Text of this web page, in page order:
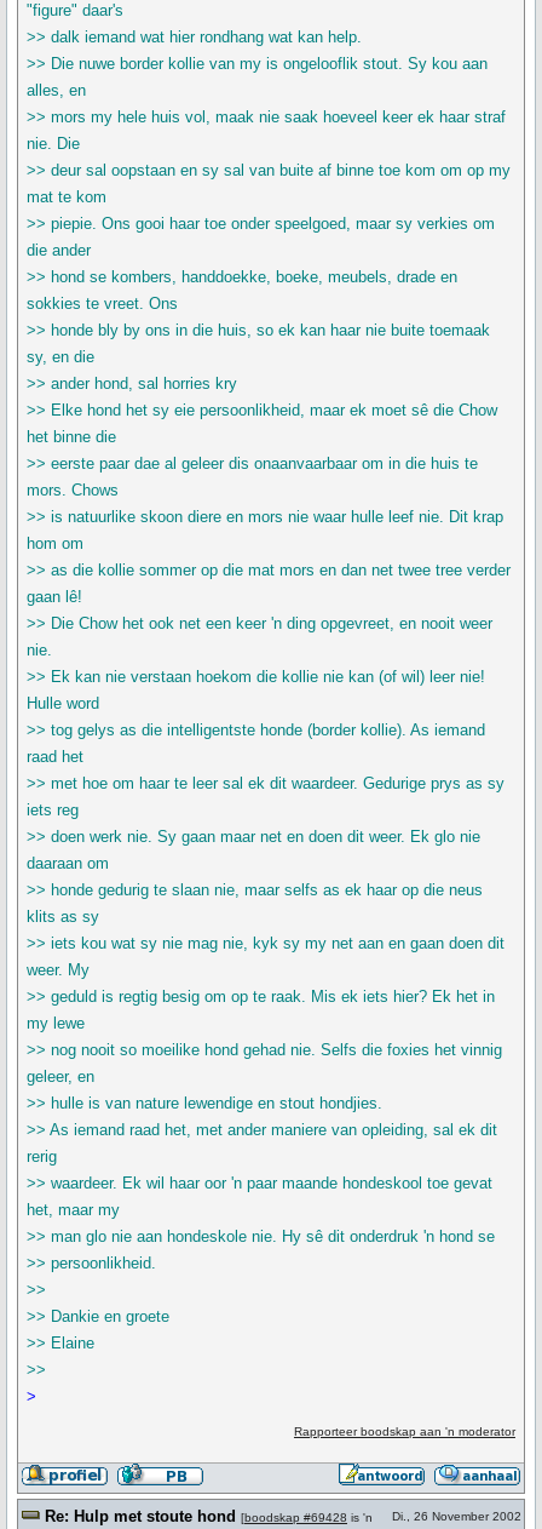
"figure" daar's
>> dalk iemand wat hier rondhang wat kan help.
>> Die nuwe border kollie van my is ongelooflik stout. Sy kou aan
alles, en
>> mors my hele huis vol, maak nie saak hoeveel keer ek haar straf
nie. Die
>> deur sal oopstaan en sy sal van buite af binne toe kom om op my
mat te kom
>> piepie. Ons gooi haar toe onder speelgoed, maar sy verkies om
die ander
>> hond se kombers, handdoekke, boeke, meubels, drade en
sokkies te vreet. Ons
>> honde bly by ons in die huis, so ek kan haar nie buite toemaak
sy, en die
>> ander hond, sal horries kry
>> Elke hond het sy eie persoonlikheid, maar ek moet sê die Chow
het binne die
>> eerste paar dae al geleer dis onaanvaarbaar om in die huis te
mors. Chows
>> is natuurlike skoon diere en mors nie waar hulle leef nie. Dit krap
hom om
>> as die kollie sommer op die mat mors en dan net twee tree verder
gaan lê!
>> Die Chow het ook net een keer 'n ding opgevreet, en nooit weer
nie.
>> Ek kan nie verstaan hoekom die kollie nie kan (of wil) leer nie!
Hulle word
>> tog gelys as die intelligentste honde (border kollie). As iemand
raad het
>> met hoe om haar te leer sal ek dit waardeer. Gedurige prys as sy
iets reg
>> doen werk nie. Sy gaan maar net en doen dit weer. Ek glo nie
daaraan om
>> honde gedurig te slaan nie, maar selfs as ek haar op die neus
klits as sy
>> iets kou wat sy nie mag nie, kyk sy my net aan en gaan doen dit
weer. My
>> geduld is regtig besig om op te raak. Mis ek iets hier? Ek het in
my lewe
>> nog nooit so moeilike hond gehad nie. Selfs die foxies het vinnig
geleer, en
>> hulle is van nature lewendige en stout hondjies.
>> As iemand raad het, met ander maniere van opleiding, sal ek dit
rerig
>> waardeer. Ek wil haar oor 'n paar maande hondeskool toe gevat
het, maar my
>> man glo nie aan hondeskole nie. Hy sê dit onderdruk 'n hond se
>> persoonlikheid.
>>
>> Dankie en groete
>> Elaine
>>
>
Rapporteer boodskap aan 'n moderator
Re: Hulp met stoute hond [boodskap #69428 is 'n Di., 26 November 2002